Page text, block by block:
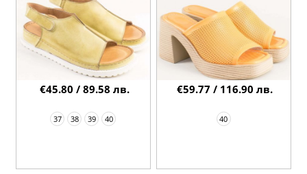
37 38 39 40
€45.80 / 89.58 лв.
40
€59.77 / 116.90 лв.